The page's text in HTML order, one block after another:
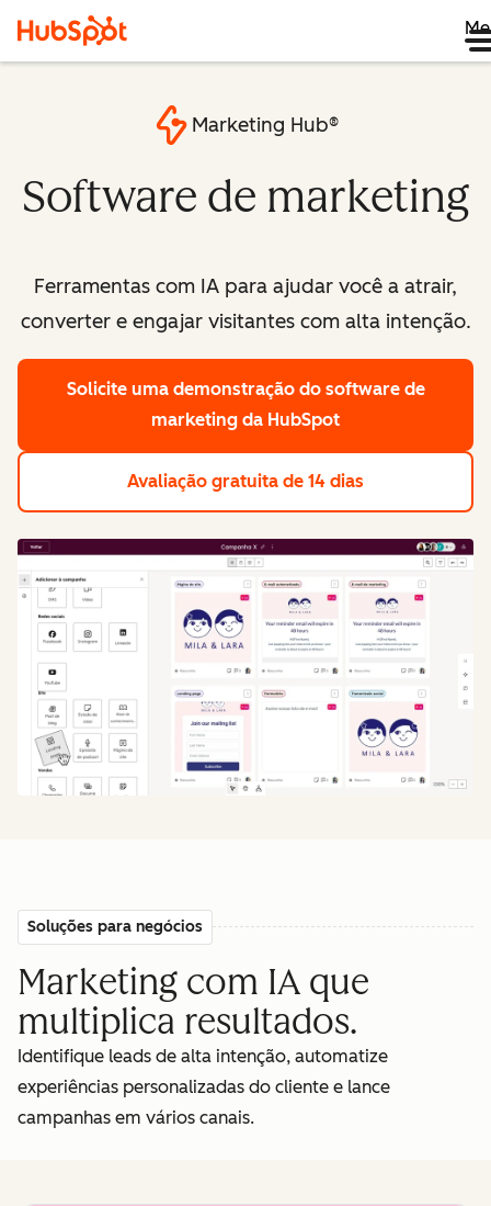
Marketing Hub®
Software de marketing
Ferramentas com IA para ajudar você a atrair,
converter e engajar visitantes com alta intenção.
Solicite uma demonstração do software de
marketing da HubSpot
Avaliação gratuita de 14 dias
Soluções para negócios
Marketing com IA que
multiplica resultados.
Identifique leads de alta intenção, automatize
experiências personalizadas do cliente e lance
campanhas em vários canais.